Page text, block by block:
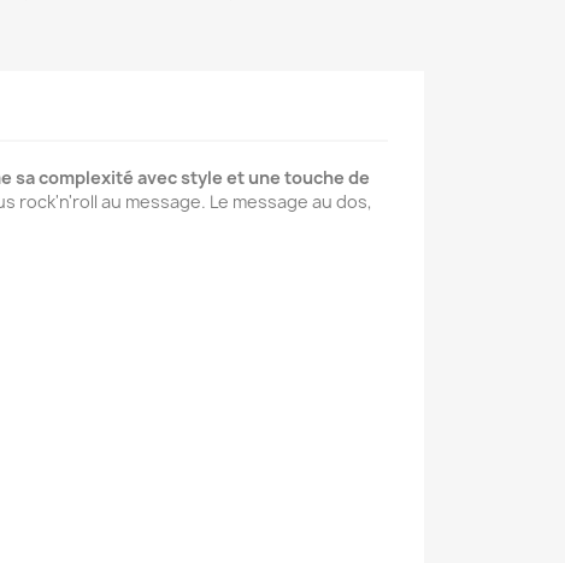
sa complexité avec style et une touche de
rock'n'roll au message. Le message au dos,